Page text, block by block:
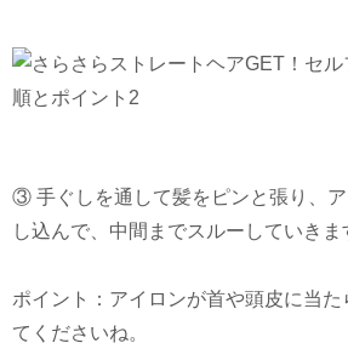
③ 手ぐしを通して髪をピンと張り、
し込んで、中間までスルーしていきま
ポイント：アイロンが首や頭皮に当
てくださいね。